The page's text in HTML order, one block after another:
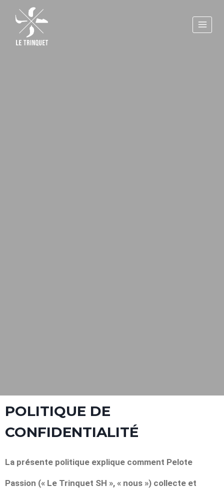
POLITIQUE DE
CONFIDENTIALITÉ
La présente politique explique comment Pelote
Passion (« Le Trinquet SH », « nous ») collecte et